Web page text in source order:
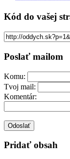
Kód do vašej
Poslať mailom
Komu:
Tvoj mail:
Komentár:
Pridať obsah